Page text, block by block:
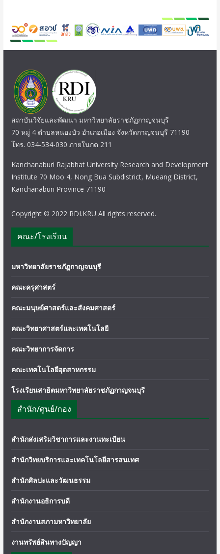
สถาบันวิจัยและพัฒนา มหาวิทยาลัยราชภัฏกาญจนบุรี
70 หมู่ 4 ตำบลหนองบัว อำเภอเมือง จังหวัดกาญจนบุรี 71190
โทร. 034-534-030 ภายในกด 211
Kanchanaburi Rajabhat University Research and Development
Institute 70 Moo 4, Nong Bua Subdistrict, Mueang District,
Kanchanaburi Province 71190
Copyright © 2022 RDI.KRU All rights reserved.
คณะ/โรงเรียน
มหาวิทยาลัยราชภัฏกาญจนบุรี
คณะครุศาสตร์
คณะมนุษย์ศาสตร์และสังคมศาสตร์
คณะวิทยาศาสตร์และเทคโนโลยี
คณะวิทยาการจัดการ
คณะเทคโนโลยีอุตสาหกรรม
โรงเรียนสาธิตมหาวิทยาลัยราชภัฏกาญจนบุรี
สำนัก/ศูนย์/กอง
สำนักส่งเสริมวิชาการและงานทะเบียน
สำนักวิทยบริการและเทคโนโลยีสารสนเทศ
สำนักศิลปะและวัฒนธรรม
สำนักงานอธิการบดี
สำนักงานสภามหาวิทยาลัย
งานทรัพย์สินทางปัญญา